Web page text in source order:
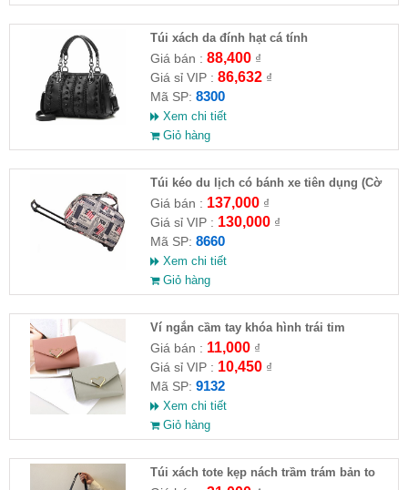
Túi xách da đính hạt cá tính
Giá bán : 88,400₫
Giá sỉ VIP : 86,632₫
Mã SP: 8300
Xem chi tiết
Giỏ hàng
Túi kéo du lịch có bánh xe tiên dụng (Cờ
Mỹ & báo retro)
Giá bán : 137,000₫
Giá sỉ VIP : 130,000₫
Mã SP: 8660
Xem chi tiết
Giỏ hàng
Ví ngắn cầm tay khóa hình trái tim
Giá bán : 11,000₫
Giá sỉ VIP : 10,450₫
Mã SP: 9132
Xem chi tiết
Giỏ hàng
Túi xách tote kẹp nách trầm trám bản to